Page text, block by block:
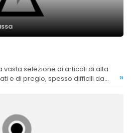
e di pregio, spesso difficili da
»